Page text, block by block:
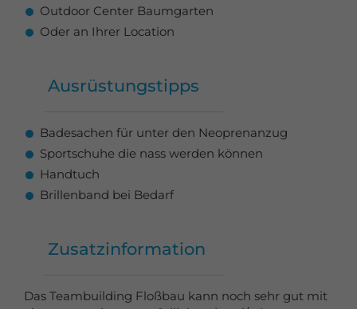
Outdoor Center Baumgarten
Oder an Ihrer Location
Ausrüstungstipps
Badesachen für unter den Neoprenanzug
Sportschuhe die nass werden können
Handtuch
Brillenband bei Bedarf
Zusatzinformation
Das Teambuilding Floßbau kann noch sehr gut mit